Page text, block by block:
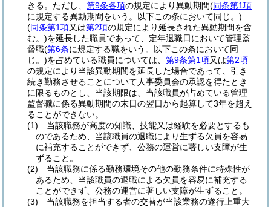
きる。 ただし、 第9条各項の規定により異動期間(同条第1項
に規定する異動期間をいう。以下この条において同じ。)
(同条第1項又は第2項の規定により延長された異動期間を含
む。)を延長した職員であって、定年退職日において管理監
督職(第6条に規定する職をいう。以下この条において同
じ。)を占めている職員については、 第9条第1項又は第2項
の規定により当該異動期間を延長した場合であって、引き
続き勤務させることについて人事委員会の承認を得たとき
に限るものとし、当該期限は、当該職員が占めている管理
監督職に係る異動期間の末日の翌日から起算して3年を超え
ることができない。
(1)
当該職務が高度の知識、技能又は経験を必要とするも
のであるため、当該職員の退職により生ずる欠員を容易
に補充することができず、公務の運営に著しい支障が生
ずること。
(2)
当該職務に係る勤務環境その他の勤務条件に特殊性が
あるため、当該職員の退職による欠員を容易に補充する
ことができず、公務の運営に著しい支障が生ずること。
(3)
当該職務を担当する者の交替が当該業務の遂行上重大